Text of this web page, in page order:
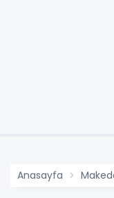
Anasayfa